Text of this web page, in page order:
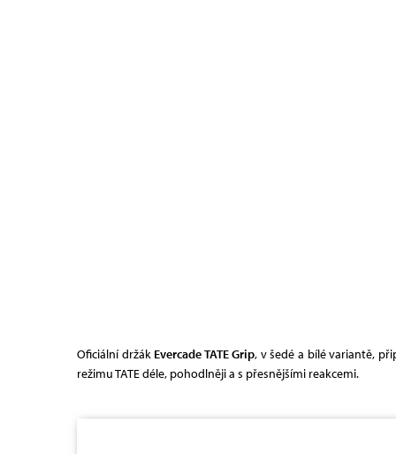
Oficiální držák Evercade TATE Grip, v šedé a bílé variantě,
režimu TATE déle, pohodlněji a s přesnějšími reakcemi.